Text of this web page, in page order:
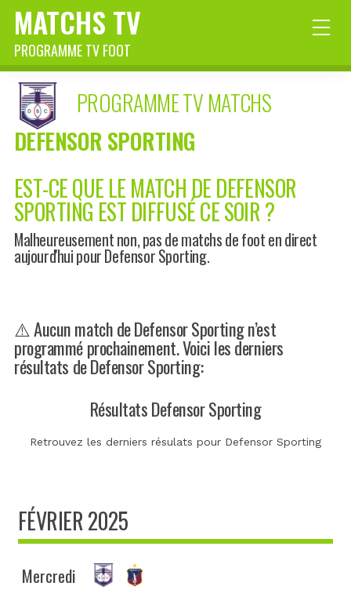
MATCHS TV
PROGRAMME TV FOOT
PROGRAMME TV MATCHS
DEFENSOR SPORTING
EST-CE QUE LE MATCH DE DEFENSOR
SPORTING EST DIFFUSÉ CE SOIR ?
Malheureusement non, pas de matchs de foot en direct
aujourd'hui pour Defensor Sporting.
⚠️ Aucun match de Defensor Sporting n’est
programmé prochainement. Voici les derniers
résultats de Defensor Sporting:
Résultats Defensor Sporting
Retrouvez les derniers résulats pour Defensor Sporting
FÉVRIER 2025
Mercredi